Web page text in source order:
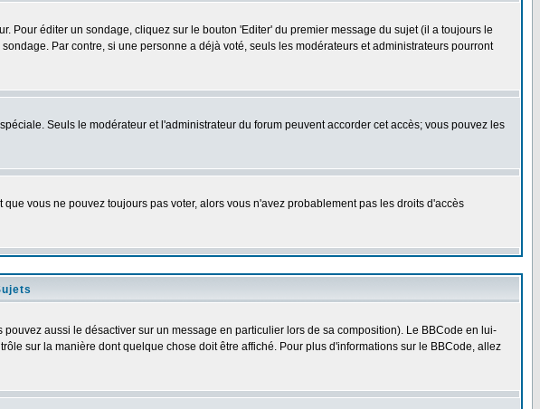
éditer un sondage, cliquez sur le bouton 'Editer' du premier message du sujet (il a toujours le
Par contre, si une personne a déjà voté, seuls les modérateurs et administrateurs pourront
Seuls le modérateur et l'administrateur du forum peuvent accorder cet accès; vous pouvez les
vous ne pouvez toujours pas voter, alors vous n'avez probablement pas les droits d'accès
aussi le désactiver sur un message en particulier lors de sa composition). Le BBCode en lui-
sur la manière dont quelque chose doit être affiché. Pour plus d'informations sur le BBCode, allez